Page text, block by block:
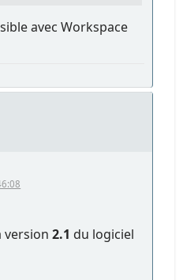
avec Workspace
version2.1 du logiciel